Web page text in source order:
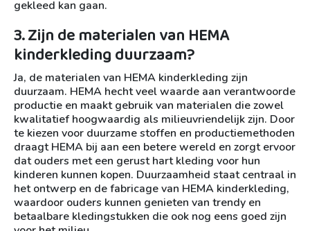
gekleed kan gaan.
3. Zijn de materialen van HEMA
kinderkleding duurzaam?
Ja, de materialen van HEMA kinderkleding zijn
duurzaam. HEMA hecht veel waarde aan verantwoorde
productie en maakt gebruik van materialen die zowel
kwalitatief hoogwaardig als milieuvriendelijk zijn. Door
te kiezen voor duurzame stoffen en productiemethoden
draagt HEMA bij aan een betere wereld en zorgt ervoor
dat ouders met een gerust hart kleding voor hun
kinderen kunnen kopen. Duurzaamheid staat centraal in
het ontwerp en de fabricage van HEMA kinderkleding,
waardoor ouders kunnen genieten van trendy en
betaalbare kledingstukken die ook nog eens goed zijn